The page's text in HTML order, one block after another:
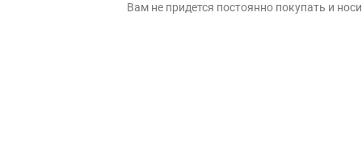
Вам не придется постоянно покупать и